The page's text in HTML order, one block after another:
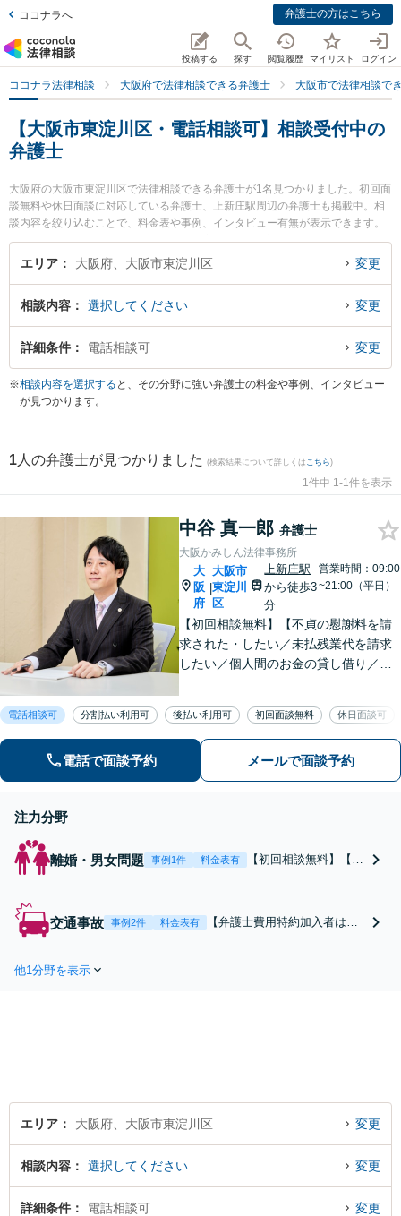
ココナラへ 弁護士の方はこちら
投稿する 探す 閲覧履歴 マイリスト ログイン
ココナラ法律相談 大阪府で法律相談できる弁護士 大阪市で法律相談で
【大阪市東淀川区・電話相談可】相談受付中の
弁護士
大阪府の大阪市東淀川区で法律相談できる弁護士が1名見つかりました。初回面
談無料や休日面談に対応している弁護士、上新庄駅周辺の弁護士も掲載中。相
談内容を絞り込むことで、料金表や事例、インタビュー有無が表示できます。
特に大阪かみしん法律事務所の中谷 真一郎弁護士のプロフィール情報や弁護士
費用、強みなどが注目されています。離婚や相続、交通事故から不動産、ネッ
慰謝料トラブルを今すぐに弁護士に相談したい』『交通事故の過失割合や後遺
障害のトラブル解決の実績豊富な近くの弁護士を検索したい』『初回相談無料
で自己破産や債務整理を法律相談できる大阪市東淀川区内の弁護士に相談予約
エリア 大阪府、大阪市東淀川区 変更
相談内容 選択してください 変更
詳細条件 電話相談可 変更
※相談内容を選択する と、その分野に強い弁護士の料金や事例、インタビュー
が見つかります。
1 人の弁護士が見つかりました (検索結果について詳しくは こちら)
1件中 1-1件を表示
中谷 真一郎 弁護士
大阪かみしん法律事務所
大
阪
府
|
大阪市
東淀川
区
上新庄駅
から徒歩3
分
営業時間：09:00
~21:00（平日）
【初回相談無料】【不貞の慰謝料を請
求された・したい／未払残業代を請求
したい／個人間のお金の貸し借り／交
り。【弁護士歴10年以上】【当日、夜
間・休日相談可】
電話相談可 分割払い利用可 後払い利用可 初回面談無料 休日面談可
電話で面談予約 メールで面談予約
注力分野
離婚・男女問題 事例1件 料金表有
【初回相談無料】【不
ラブルに特化】【訴訟
対応もすぐに可】豊富
交通事故 事例2件 料金表有
【弁護士費用特約加入者は、
他1分野を表示
エリア 大阪府、大阪市東淀川区 変更
相談内容 選択してください 変更
詳細条件 電話相談可 変更